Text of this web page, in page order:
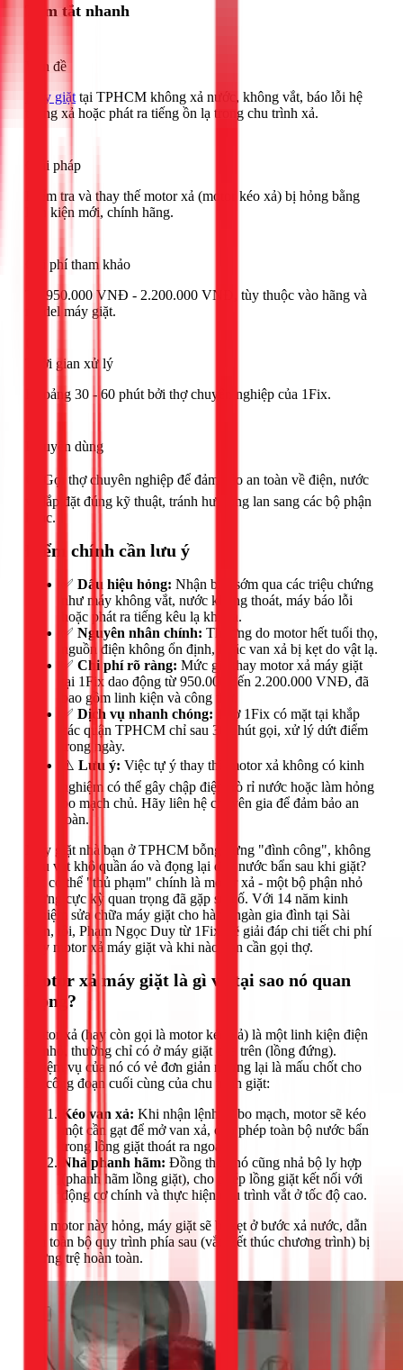
Tóm tắt nhanh
Vấn đề
Máy giặt tại TPHCM không xả nước, không vắt, báo lỗi hệ
thống xả hoặc phát ra tiếng ồn lạ trong chu trình xả.
Giải pháp
Kiểm tra và thay thế motor xả (motor kéo xả) bị hỏng bằng
linh kiện mới, chính hãng.
Chi phí tham khảo
Từ 950.000 VNĐ - 2.200.000 VNĐ, tùy thuộc vào hãng và
model máy giặt.
Thời gian xử lý
Khoảng 30 - 60 phút bởi thợ chuyên nghiệp của 1Fix.
Khuyên dùng
🟢 Gọi thợ chuyên nghiệp để đảm bảo an toàn về điện, nước
và lắp đặt đúng kỹ thuật, tránh hư hỏng lan sang các bộ phận
khác.
Điểm chính cần lưu ý
✅ Dấu hiệu hỏng: Nhận biết sớm qua các triệu chứng
như máy không vắt, nước không thoát, máy báo lỗi
hoặc phát ra tiếng kêu lạ khi xả.
✅ Nguyên nhân chính: Thường do motor hết tuổi thọ,
nguồn điện không ổn định, hoặc van xả bị kẹt do vật lạ.
✅ Chi phí rõ ràng: Mức giá thay motor xả máy giặt
tại 1Fix dao động từ 950.000 đến 2.200.000 VNĐ, đã
bao gồm linh kiện và công thợ.
✅ Dịch vụ nhanh chóng: Thợ 1Fix có mặt tại khắp
các quận TPHCM chỉ sau 30 phút gọi, xử lý dứt điểm
trong ngày.
⚠️ Lưu ý: Việc tự ý thay thế motor xả không có kinh
nghiệm có thể gây chập điện, rò rỉ nước hoặc làm hỏng
bo mạch chủ. Hãy liên hệ chuyên gia để đảm bảo an
toàn.
Máy giặt nhà bạn ở TPHCM bỗng dưng "đình công", không
chịu vắt khô quần áo và đọng lại đầy nước bẩn sau khi giặt?
Rất có thể "thủ phạm" chính là motor xả - một bộ phận nhỏ
nhưng cực kỳ quan trọng đã gặp sự cố. Với 14 năm kinh
nghiệm sửa chữa máy giặt cho hàng ngàn gia đình tại Sài
Gòn, tôi, Phạm Ngọc Duy từ 1Fix, sẽ giải đáp chi tiết chi phí
thay motor xả máy giặt và khi nào bạn cần gọi thợ.
Motor xả máy giặt là gì và tại sao nó quan
trọng?
Motor xả (hay còn gọi là motor kéo xả) là một linh kiện điện
cơ nhỏ, thường chỉ có ở máy giặt cửa trên (lồng đứng).
Nhiệm vụ của nó có vẻ đơn giản nhưng lại là mấu chốt cho
hai công đoạn cuối cùng của chu trình giặt:
Kéo van xả: Khi nhận lệnh từ bo mạch, motor sẽ kéo
một cần gạt để mở van xả, cho phép toàn bộ nước bẩn
trong lồng giặt thoát ra ngoài.
Nhả phanh hãm: Đồng thời, nó cũng nhả bộ ly hợp
(phanh hãm lồng giặt), cho phép lồng giặt kết nối với
động cơ chính và thực hiện chu trình vắt ở tốc độ cao.
Khi motor này hỏng, máy giặt sẽ bị kẹt ở bước xả nước, dẫn
đến toàn bộ quy trình phía sau (vắt, kết thúc chương trình) bị
ngưng trệ hoàn toàn.